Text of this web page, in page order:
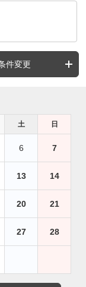
件変更
土 日
6 7
13 14
20 21
27 28